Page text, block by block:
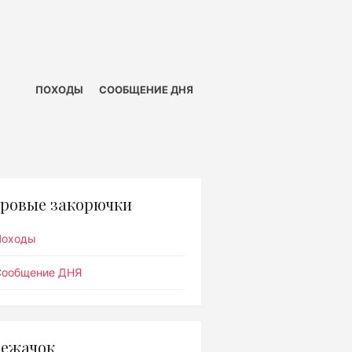
ПОХОДЫ СООБЩЕНИЕ ДНЯ
закорючки
ДНЯ